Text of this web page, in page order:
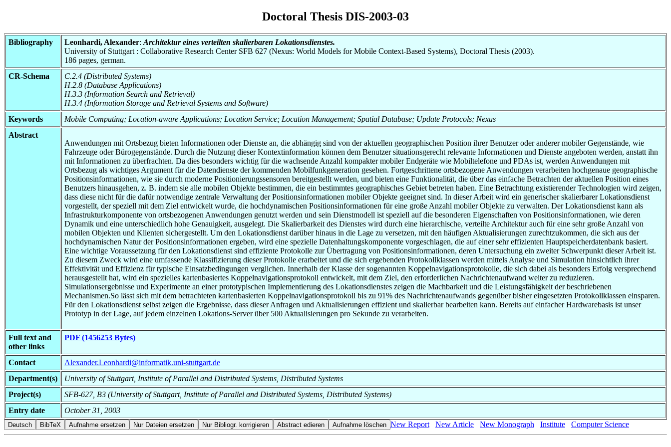
Doctoral Thesis DIS-2003-03
Bibliography Leonhardi, Alexander: Architektur eines verteilten skalierbaren Lokationsdienstes.
University of Stuttgart : Collaborative Research Center SFB 627 (Nexus: World Models for Mobile Context-Based Systems), Doctoral Thesis (2003).
186 pages, german.
CR-Schema
C.2.4 (Distributed Systems)
H.2.8 (Database Applications)
H.3.3 (Information Search and Retrieval)
H.3.4 (Information Storage and Retrieval Systems and Software)
Keywords
Mobile Computing; Location-aware Applications; Location Service; Location Management; Spatial Database; Update Protocols; Nexus
Abstract
Anwendungen mit Ortsbezug bieten Informationen oder Dienste an, die abhängig sind von der aktuellen geographischen Position ihrer Benutzer oder anderer mobiler Gegenstände, wie
Fahrzeuge oder Bürogegenstände. Durch die Nutzung dieser Kontextinformation können dem Benutzer situationsgerecht relevante Informationen und Dienste angeboten werden, anstatt ihn
mit Informationen zu überfrachten. Da dies besonders wichtig für die wachsende Anzahl kompakter mobiler Endgeräte wie Mobiltelefone und PDAs ist, werden Anwendungen mit
Ortsbezug als wichtiges Argument für die Datendienste der kommenden Mobilfunkgeneration gesehen. Fortgeschrittene ortsbezogene Anwendungen verarbeiten hochgenaue geographische
Positionsinformationen, wie sie durch moderne Positionierungssensoren bereitgestellt werden, und bieten eine Funktionalität, die über das einfache Betrachten der aktuellen Position eines
Benutzers hinausgehen, z. B. indem sie alle mobilen Objekte bestimmen, die ein bestimmtes geographisches Gebiet betreten haben. Eine Betrachtung existierender Technologien wird zeigen,
dass diese nicht für die dafür notwendige zentrale Verwaltung der Positionsinformationen mobiler Objekte geeignet sind. In dieser Arbeit wird ein generischer skalierbarer Lokationsdienst
vorgestellt, der speziell mit dem Ziel entwickelt wurde, die hochdynamischen Positionsinformationen für eine große Anzahl mobiler Objekte zu verwalten. Der Lokationsdienst kann als
Infrastrukturkomponente von ortsbezogenen Anwendungen genutzt werden und sein Dienstmodell ist speziell auf die besonderen Eigenschaften von Positionsinformationen, wie deren
Dynamik und eine unterschiedlich hohe Genauigkeit, ausgelegt. Die Skalierbarkeit des Dienstes wird durch eine hierarchische, verteilte Architektur auch für eine sehr große Anzahl von
mobilen Objekten und Klienten sichergestellt. Um den Lokationsdienst darüber hinaus in die Lage zu versetzen, mit den häufigen Aktualisierungen zurechtzukommen, die sich aus der
hochdynamischen Natur der Positionsinformationen ergeben, wird eine spezielle Datenhaltungskomponente vorgeschlagen, die auf einer sehr effizienten Hauptspeicherdatenbank basiert.
Eine wichtige Voraussetzung für den Lokationsdienst sind effiziente Protokolle zur Übertragung von Positionsinformationen, deren Untersuchung ein zweiter Schwerpunkt dieser Arbeit ist.
Zu diesem Zweck wird eine umfassende Klassifizierung dieser Protokolle erarbeitet und die sich ergebenden Protokollklassen werden mittels Analyse und Simulation hinsichtlich ihrer
Effektivität und Effizienz für typische Einsatzbedingungen verglichen. Innerhalb der Klasse der sogenannten Koppelnavigationsprotokolle, die sich dabei als besonders Erfolg versprechend
herausgestellt hat, wird ein spezielles kartenbasiertes Koppelnavigationsprotokoll entwickelt, mit dem Ziel, den erforderlichen Nachrichtenaufwand weiter zu reduzieren.
Simulationsergebnisse und Experimente an einer prototypischen Implementierung des Lokationsdienstes zeigen die Machbarkeit und die Leistungsfähigkeit der beschriebenen
Mechanismen.So lässt sich mit dem betrachteten kartenbasierten Koppelnavigationsprotokoll bis zu 91% des Nachrichtenaufwands gegenüber bisher eingesetzten Protokollklassen einsparen.
Für den Lokationsdienst selbst zeigen die Ergebnisse, dass dieser Anfragen und Aktualisierungen effizient und skalierbar bearbeiten kann. Bereits auf einfacher Hardwarebasis ist unser
Prototyp in der Lage, auf jedem einzelnen Lokations-Server über 500 Aktualisierungen pro Sekunde zu verarbeiten.
Full text and
other links
PDF (1456253 Bytes)
Contact
Alexander.Leonhardi@informatik.uni-stuttgart.de
Department(s)
University of Stuttgart, Institute of Parallel and Distributed Systems, Distributed Systems
Project(s)
SFB-627, B3 (University of Stuttgart, Institute of Parallel and Distributed Systems, Distributed Systems)
Entry date
October 31, 2003
New Report
New Article New Monograph Institute Computer Science